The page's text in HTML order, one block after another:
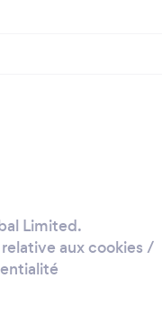
Limited.
aux cookies /